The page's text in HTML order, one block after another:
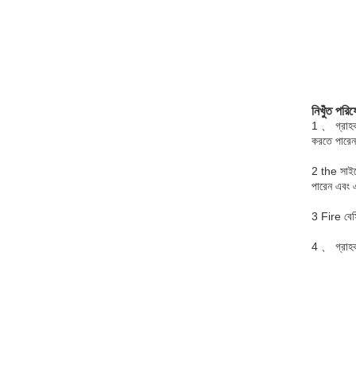
নিখুঁত
1 、
করতে
2 the
পারেন এবং
3 Fire
4 、